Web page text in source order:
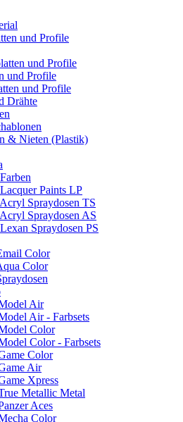
und Profile
und Profile
und Profile
und Profile
Drähte
& Nieten (Plastik)
Paints LP
Spraydosen TS
Spraydosen AS
Spraydosen PS
Color
Color
Air
Air - Farbsets
Color
Color - Farbsets
Color
Air
Xpress
Metallic Metal
Aces
Color